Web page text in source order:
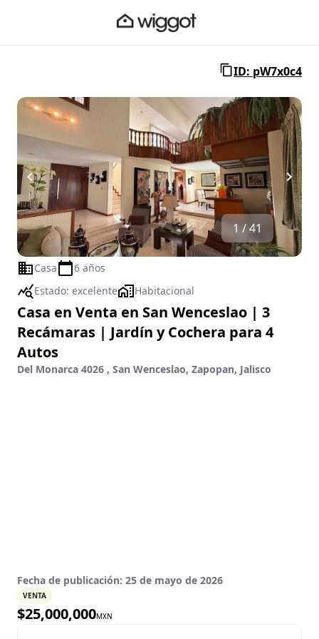
ID: pW7x0c4
1 / 41
Casa
6 años
Estado: excelente Habitacional
Casa en Venta en San Wenceslao | 3
Recámaras | Jardín y Cochera para 4
Autos
Del Monarca 4026 , San Wenceslao, Zapopan, Jalisco
Fecha de publicación: 25 de mayo de 2026
VENTA
$25,000,000MXN